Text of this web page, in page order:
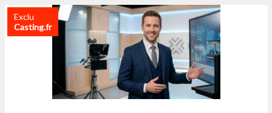
Exclu
Casting.fr